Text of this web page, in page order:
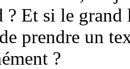
? Et si le
prendre un
?